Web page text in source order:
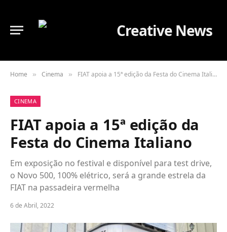
Home » Cinema » FIAT apoia a 15ª edição da Festa do Cinema Italiano
CINEMA
FIAT apoia a 15ª edição da
Festa do Cinema Italiano
Em exposição no festival e disponível para test drive,
o Novo 500, 100% elétrico, será a grande estrela da
FIAT na passadeira vermelha
6 de Abril, 2022